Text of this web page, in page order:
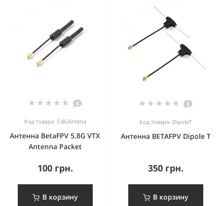
0
Код товара: 5.8GAntena
Антенна BetaFPV 5.8G VTX
Antenna Packet
100 грн.
В корзину
0
Код товара: DipoleT
Антенна BETAFPV Dipole T
350 грн.
В корзину